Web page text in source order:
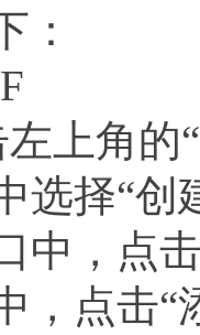
：
上角的
选择“创
中，点
，点击“